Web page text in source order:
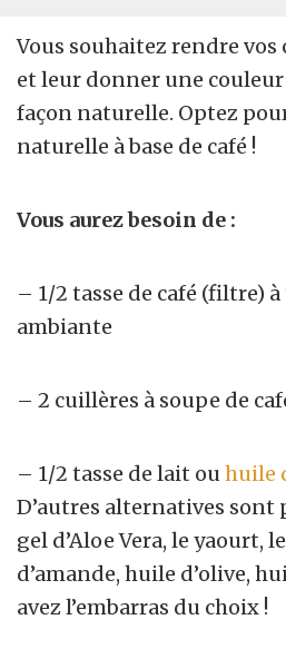
Vous souhaitez rendre vos
et leur donner une
façon naturelle. Optez
naturelle à base de café !
Vous aurez besoin de :
– 1/2 tasse de café (filtre)
ambiante
– 2 cuillères à soupe de
– 1/2 tasse de lait ouhuile
D’autres alternatives sont
gel d’Aloe Vera, le yaourt,
d’amande, huile d’olive,
avez l’embarras du choix !